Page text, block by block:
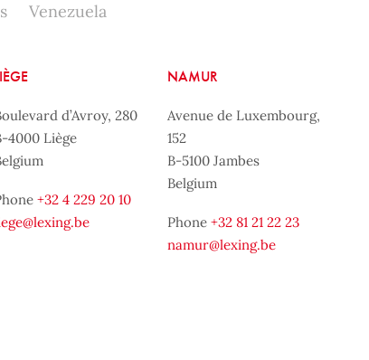
Venezuela
d’Avroy, 280
4000 Liège
+32 4 229 20 10
NAMUR
Avenue de Luxembourg,
152
B-5100 Jambes
Belgium
Phone+32 81 21 22 23
namur@lexing.be